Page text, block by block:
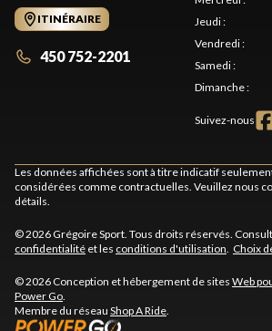
ITINÉRAIRE
450 752-2201
Jeudi:
Vendredi:
Samedi:
Dimanche:
Suivez-nous
Les données affichées sont à titre indicatif
considérées comme contractuelles. Veuillez nous
détails.
© 2026 Grégoire Sport. Tous droits réservés.
confidentialité et les conditions d'utilisation. Choix
© 2026 Conception et hébergement de sites Web
Power Go.
Membre du réseau Shop A Ride.